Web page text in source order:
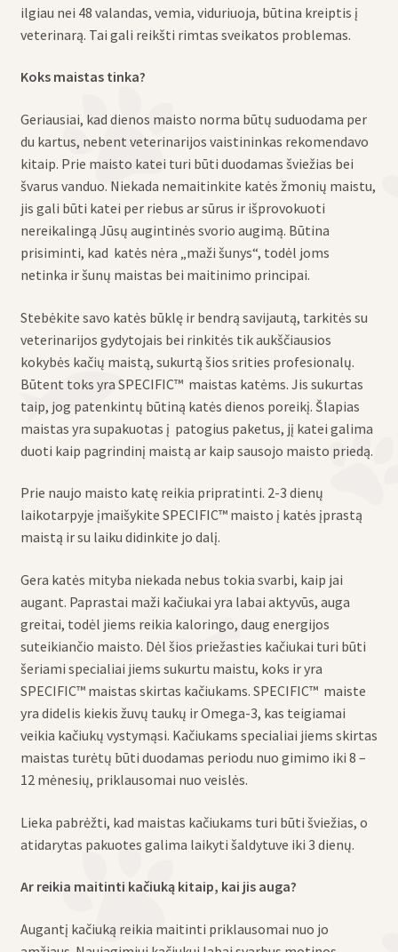
ilgiau nei 48 valandas, vemia, viduriuoja, būtina kreiptis į
veterinarą. Tai gali reikšti rimtas sveikatos problemas.
Koks maistas tinka?
Geriausiai, kad dienos maisto norma būtų suduodama per
du kartus, nebent veterinarijos vaistininkas rekomendavo
kitaip. Prie maisto katei turi būti duodamas šviežias bei
švarus vanduo. Niekada nemaitinkite katės žmonių maistu,
jis gali būti katei per riebus ar sūrus ir išprovokuoti
nereikalingą Jūsų augintinės svorio augimą. Būtina
prisiminti, kad katės nėra „maži šunys“, todėl joms
netinka ir šunų maistas bei maitinimo principai.
Stebėkite savo katės būklę ir bendrą savijautą, tarkitės su
veterinarijos gydytojais bei rinkitės tik aukščiausios
kokybės kačių maistą, sukurtą šios srities profesionalų.
Būtent toks yra SPECIFIC™ maistas katėms. Jis sukurtas
taip, jog patenkintų būtiną katės dienos poreikį. Šlapias
maistas yra supakuotas į patogius paketus, jį katei galima
duoti kaip pagrindinį maistą ar kaip sausojo maisto priedą.
Prie naujo maisto katę reikia pripratinti. 2-3 dienų
laikotarpyje įmaišykite SPECIFIC™ maisto į katės įprastą
maistą ir su laiku didinkite jo dalį.
Gera katės mityba niekada nebus tokia svarbi, kaip jai
augant. Paprastai maži kačiukai yra labai aktyvūs, auga
greitai, todėl jiems reikia kaloringo, daug energijos
suteikiančio maisto. Dėl šios priežasties kačiukai turi būti
šeriami specialiai jiems sukurtu maistu, koks ir yra
SPECIFIC™ maistas skirtas kačiukams. SPECIFIC™ maiste
yra didelis kiekis žuvų taukų ir Omega-3, kas teigiamai
veikia kačiukų vystymąsi. Kačiukams specialiai jiems skirtas
maistas turėtų būti duodamas periodu nuo gimimo iki 8 –
12 mėnesių, priklausomai nuo veislės.
Lieka pabrėžti, kad maistas kačiukams turi būti šviežias, o
atidarytas pakuotes galima laikyti šaldytuve iki 3 dienų.
Ar reikia maitinti kačiuką kitaip, kai jis auga?
Augantį kačiuką reikia maitinti priklausomai nuo jo